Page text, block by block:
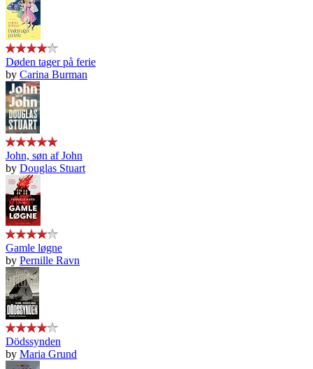
Døden tager på ferie
by Carina Burman
John, søn af John
by Douglas Stuart
Gamle løgne
by Pernille Ravn
Dödssynden
by Maria Grund